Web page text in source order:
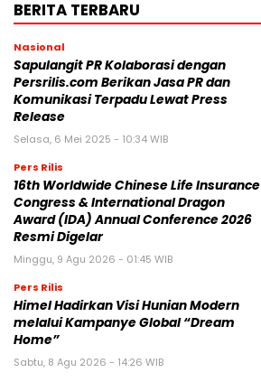
BERITA TERBARU
Nasional
Sapulangit PR Kolaborasi dengan
Persrilis.com Berikan Jasa PR dan
Komunikasi Terpadu Lewat Press
Release
Selasa, 6 Mei 2025 - 10:34 WIB
Pers Rilis
16th Worldwide Chinese Life Insurance
Congress & International Dragon
Award (IDA) Annual Conference 2026
Resmi Digelar
Minggu, 9 Agu 2026 - 01:45 WIB
Pers Rilis
Himel Hadirkan Visi Hunian Modern
melalui Kampanye Global “Dream
Home”
Sabtu, 8 Agu 2026 - 14:26 WIB